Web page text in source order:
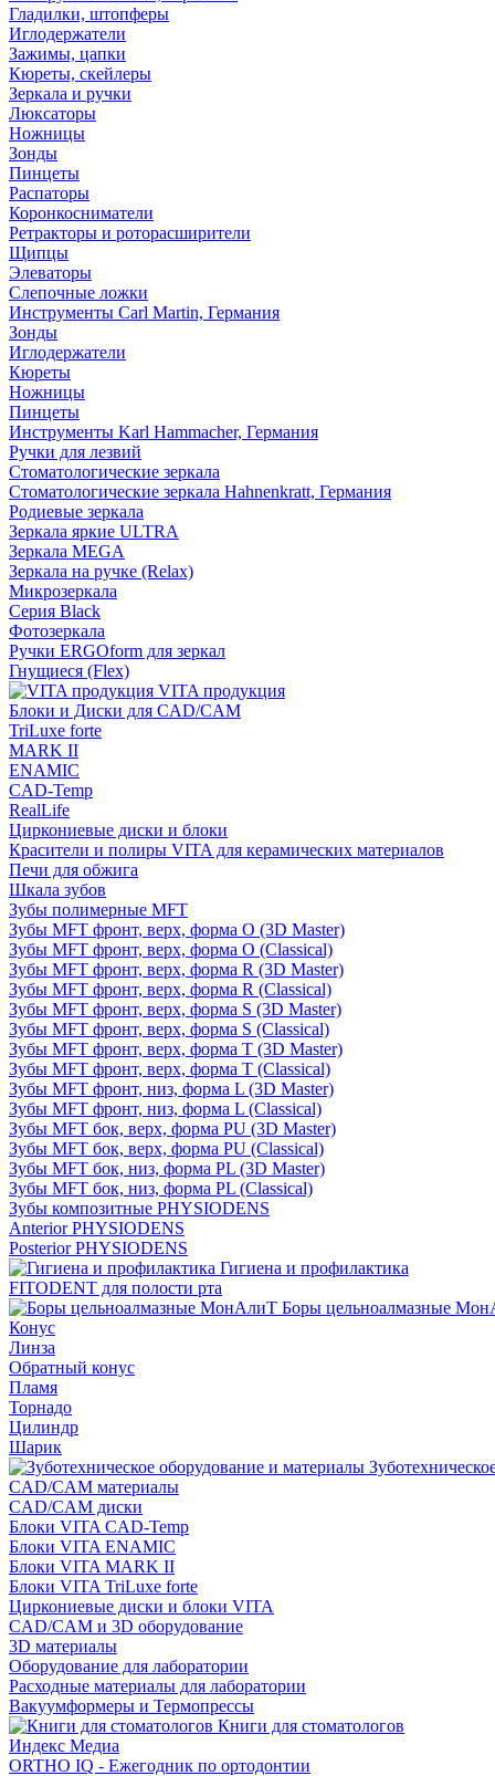
Гладилки, штопферы
Иглодержатели
Зажимы, цапки
Кюреты, скейлеры
Зеркала и ручки
Люксаторы
Ножницы
Зонды
Пинцеты
Распаторы
Коронкосниматели
Ретракторы и роторасширители
Щипцы
Элеваторы
Слепочные ложки
Инструменты Carl Martin, Германия
Зонды
Иглодержатели
Кюреты
Ножницы
Пинцеты
Инструменты Karl Hammacher, Германия
Ручки для лезвий
Стоматологические зеркала
Стоматологические зеркала Hahnenkratt, Германия
Родиевые зеркала
Зеркала яркие ULTRA
Зеркала MEGA
Зеркала на ручке (Relax)
Микрозеркала
Серия Black
Фотозеркала
Ручки ERGOform для зеркал
Гнущиеся (Flex)
VITA продукция
Блоки и Диски для CAD/CAM
TriLuxe forte
MARK II
ENAMIC
CAD-Temp
RealLife
Циркониевые диски и блоки
Красители и полиры VITA для керамических материалов
Печи для обжига
Шкала зубов
Зубы полимерные MFT
Зубы MFT фронт, верх, форма O (3D Master)
Зубы MFT фронт, верх, форма O (Classical)
Зубы MFT фронт, верх, форма R (3D Master)
Зубы MFT фронт, верх, форма R (Classical)
Зубы MFT фронт, верх, форма S (3D Master)
Зубы MFT фронт, верх, форма S (Classical)
Зубы MFT фронт, верх, форма T (3D Master)
Зубы MFT фронт, верх, форма T (Classical)
Зубы MFT фронт, низ, форма L (3D Master)
Зубы MFT фронт, низ, форма L (Classical)
Зубы MFT бок, верх, форма PU (3D Master)
Зубы MFT бок, верх, форма PU (Classical)
Зубы MFT бок, низ, форма PL (3D Master)
Зубы MFT бок, низ, форма PL (Classical)
Зубы композитные PHYSIODENS
Anterior PHYSIODENS
Posterior PHYSIODENS
Гигиена и профилактика
FITODENT для полости рта
Боры цельноалмазные
Конус
Линза
Обратный конус
Пламя
Торнадо
Цилиндр
Шарик
CAD/CAM материалы
CAD/CAM диски
Блоки VITA CAD-Temp
Блоки VITA ENAMIC
Блоки VITA MARK II
Блоки VITA TriLuxe forte
Циркониевые диски и блоки VITA
CAD/CAM и 3D оборудование
3D материалы
Оборудование для лаборатории
Расходные материалы для лаборатории
Вакуумформеры и Термопрессы
Книги для стоматологов
Индекс Медиа
ORTHO IQ - Ежегодник по ортодонтии